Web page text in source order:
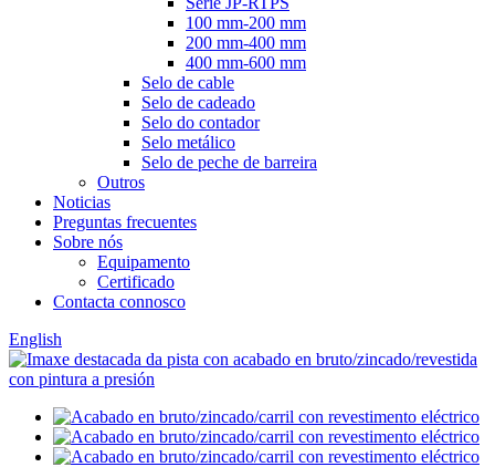
100 mm-200 mm
200 mm-400 mm
400 mm-600 mm
Selo de cable
Selo de cadeado
Selo do contador
Selo metálico
Selo de peche de barreira
Outros
Noticias
Preguntas frecuentes
Sobre nós
Equipamento
Certificado
Contacta connosco
English